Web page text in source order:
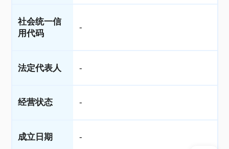
社会统一信
用代码
-
法定代表人 -
经营状态 -
成立日期 -